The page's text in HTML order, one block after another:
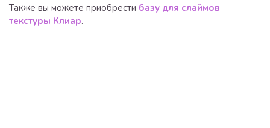
Также вы можете приобрести базу для слаймов
текстуры Клиар.